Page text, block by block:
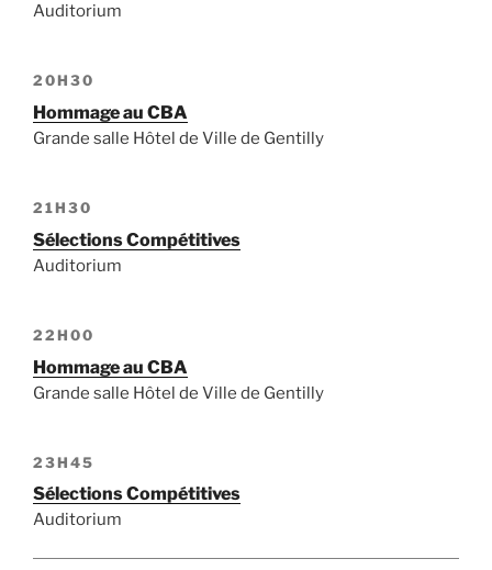
Auditorium
20H30
Hommage au CBA
Grande salle Hôtel de Ville de Gentilly
21H30
Sélections Compétitives
Auditorium
22H00
Hommage au CBA
Grande salle Hôtel de Ville de Gentilly
23H45
Sélections Compétitives
Auditorium